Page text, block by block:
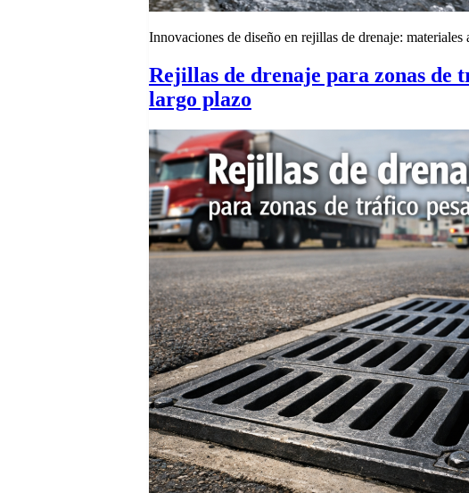
Innovaciones de diseño en rejillas de drenaje:
Rejillas de drenaje para zonas de
largo plazo